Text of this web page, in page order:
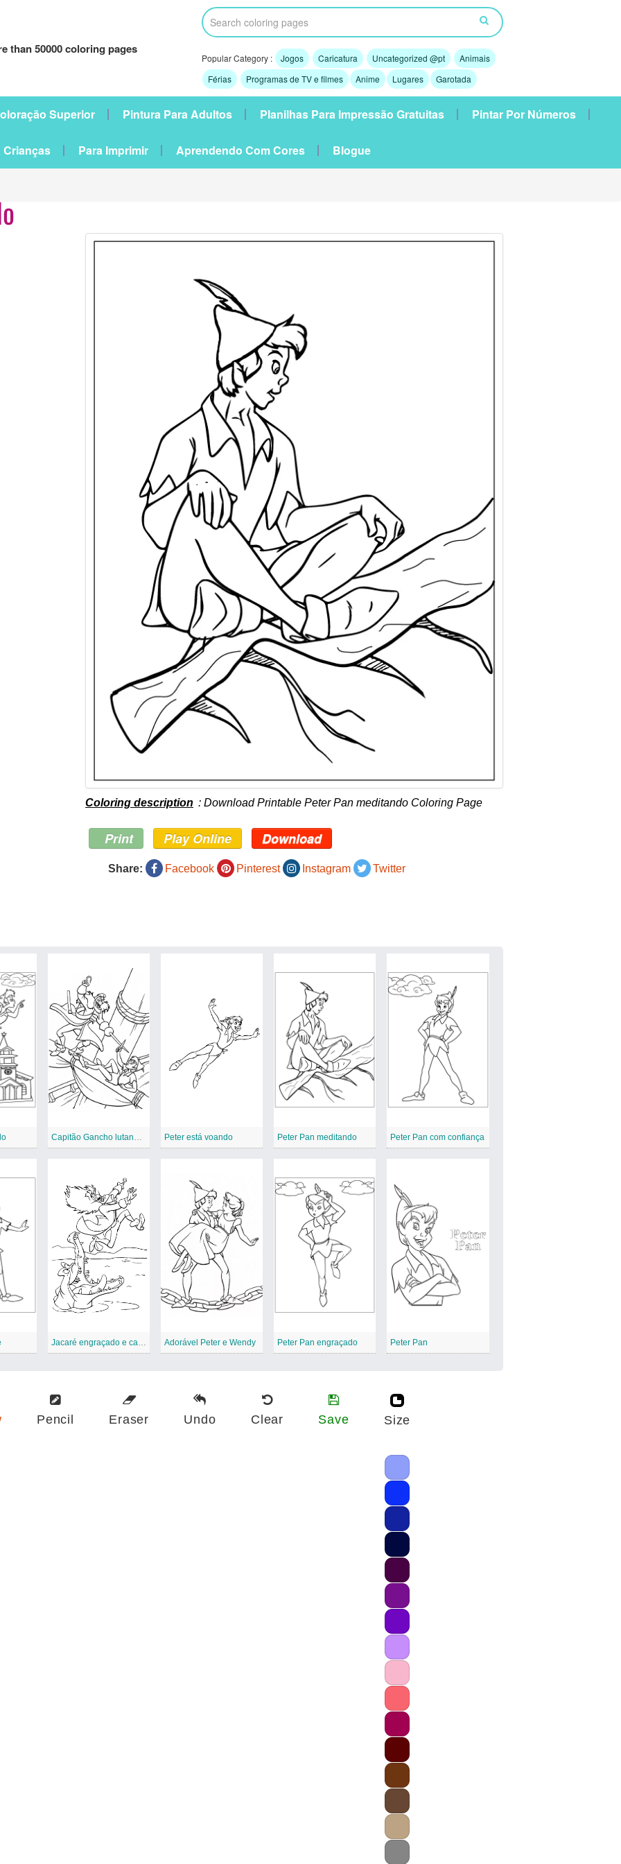
than 50000 coloring pages
Popular Category : Jogos Caricatura Uncategorized @pt
Animais
Férias
Programas de TV e filmes Anime Lugares Garotada
Superior Pintura Para Adultos Planilhas Para Impressão Gratuitas Pintar Por Números
Para Imprimir Aprendendo Com Cores Blogue
Coloring description : Download Printable Peter Pan meditando Coloring Page
Print Play Online Download
Share: Facebook Pinterest Instagram Twitter
Peter está voando Peter Pan meditando Peter Pan com confiança
Adorável Peter e Wendy Peter Pan engraçado Peter Pan
Pencil Eraser Undo Clear Save Size